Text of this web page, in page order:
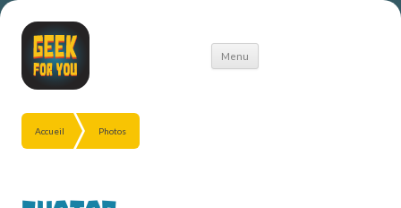
Menu
Aller
Accueil Photos